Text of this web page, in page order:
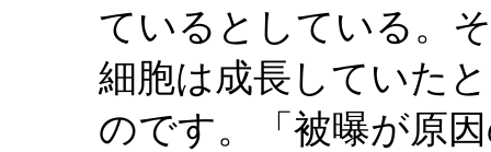
ているとしている。
細胞は成長していた
のです。「被曝が原